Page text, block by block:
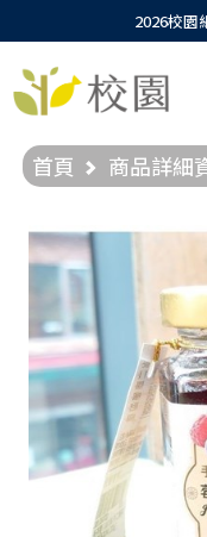
2026校園
首頁 商品詳細